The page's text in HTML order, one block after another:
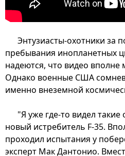
Энтузиасты-охотники за
пребывания инопланетных
надеются, что видео
Однако военные США
именно внеземной
"Я уже где-то видел
новый истребитель F-35.
проходил испытания у
эксперт Мак Дантонио.